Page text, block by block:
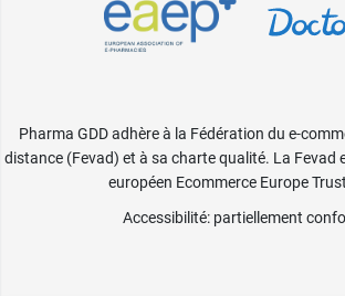
Pharma GDD adhère à la Fédération du e-
distance (Fevad) et à sa charte qualité. La Fevad
européen Ecommerce Europe
Accessibilité: partiellement